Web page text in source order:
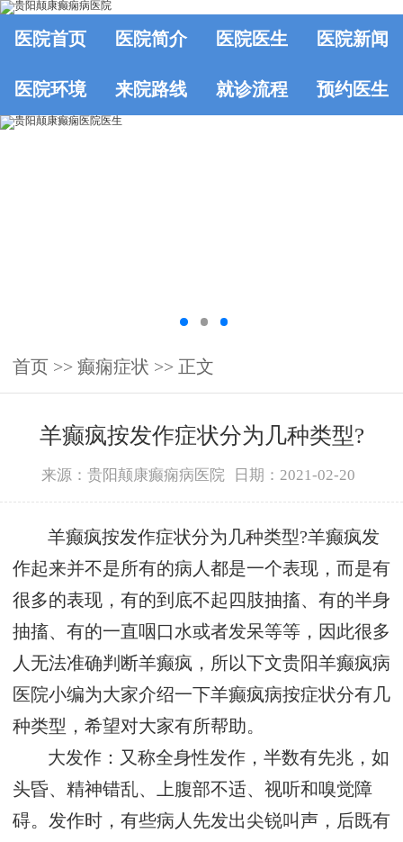
医院首页 医院简介 医院医生 医院新闻
医院环境 来院路线 就诊流程 预约医生
首页 >> 癫痫症状 >> 正文
羊癫疯按发作症状分为几种类型?
来源：贵阳颠康癫痫病医院 日期：2021-02-20
羊癫疯按发作症状分为几种类型?羊癫疯发
作起来并不是所有的病人都是一个表现，而是有
很多的表现，有的到底不起四肢抽搐、有的半身
抽搐、有的一直咽口水或者发呆等等，因此很多
人无法准确判断羊癫疯，所以下文贵阳羊癫疯病
医院小编为大家介绍一下羊癫疯病按症状分有几
种类型，希望对大家有所帮助。
大发作：又称全身性发作，半数有先兆，如
头昏、精神错乱、上腹部不适、视听和嗅觉障
碍。发作时，有些病人先发出尖锐叫声，后既有